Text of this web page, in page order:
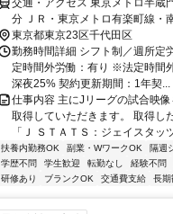
交通・アクセス 東京メトロ半蔵
分 ＪＲ・東京メトロ有楽町線・
東京都東京23区千代田区
勤務時間詳細 シフト制／週所定
定時間外労働：有り ※法定時間
深夜25% 契約更新期間：1年契...
仕事内容 主にJリーグの試合映
取得していただきます。 取得し
「Ｊ ＳＴＡＴＳ：ジェイスタッ
扶養内勤務OK 副業・WワークOK 隔週
学歴不問
学生歓迎 転勤なし 経験不問
研修あり
ブランクOK 交通費支給 長期